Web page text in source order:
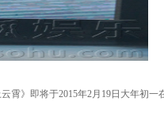
霄》即将于2015年2月19日大年初一